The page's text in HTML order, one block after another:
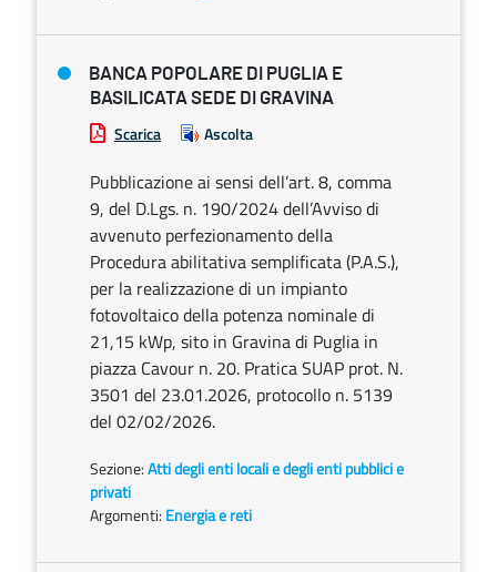
BANCA POPOLARE DI PUGLIA E
BASILICATA SEDE DI GRAVINA
Scarica Ascolta
Pubblicazione ai sensi dell’art. 8, comma
9, del D.Lgs. n. 190/2024 dell’Avviso di
avvenuto perfezionamento della
Procedura abilitativa semplificata (P.A.S.),
per la realizzazione di un impianto
fotovoltaico della potenza nominale di
21,15 kWp, sito in Gravina di Puglia in
piazza Cavour n. 20. Pratica SUAP prot. N.
3501 del 23.01.2026, protocollo n. 5139
del 02/02/2026.
Sezione:Atti degli enti locali e degli enti pubblici e
privati
Argomenti: Energia e reti